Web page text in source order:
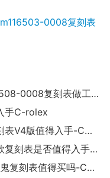
0008复刻表
C厂CleaN厂劳力士黑金迪M116508-0008复刻表做工细节如何-C厂手表怎样
手C-rolex
C厂Clean厂劳力士40黑水鬼复刻表V4版值得入手-C厂黑水鬼3135机芯
厂Clean厂劳力士黑盘钻刻金圈款复刻表是否值得入手-C厂迪M116508-0016
Clean厂劳力士3235机芯款黑水鬼复刻表值得买吗-C厂黑水鬼41毫米款手表值得入手